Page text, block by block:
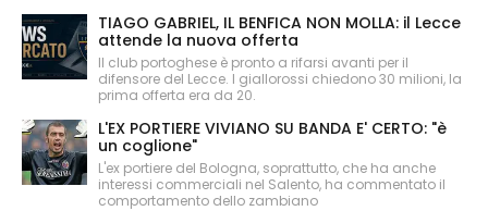
TIAGO GABRIEL, IL BENFICA NON MOLLA: il Lecce
attende la nuova offerta
Il club portoghese è pronto a rifarsi avanti per il
difensore del Lecce. I giallorossi chiedono 30 milioni, la
prima offerta era da 20.
L'EX PORTIERE VIVIANO SU BANDA E' CERTO: "è
un coglione"
L'ex portiere del Bologna, soprattutto, che ha anche
interessi commerciali nel Salento, ha commentato il
comportamento dello zambiano